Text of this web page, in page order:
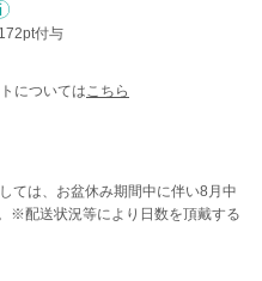
付与
については こちら
ては、お盆休み期間中に伴い8月中
※配送状況等により日数を頂戴する